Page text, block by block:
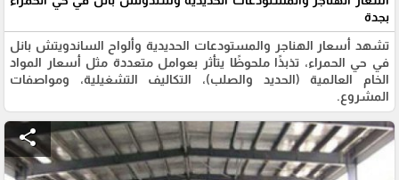
بجدة
تشهد أسعار الهناجر والمستودعات الحديدية وألواح الساندويتش بانل
في حي الحمراء، تذبذًا ملحوظًا يتأثر بعوامل متعددة مثل أسعار المواد
الخام العالمية (الحديد والصلب)، التكاليف التشغيلية، ومواصفات
المشروع.
share